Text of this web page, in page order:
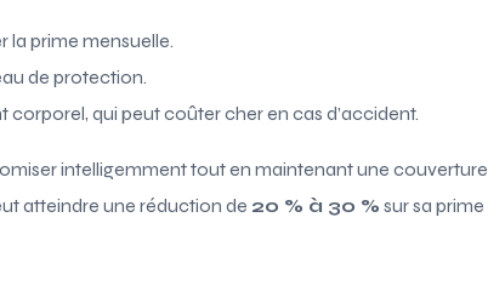
la prime mensuelle.
de protection.
corporel, qui peut coûter cher en cas d’accident.
intelligemment tout en maintenant une couverture
atteindre une réduction de 20 % à 30 % sur sa prime